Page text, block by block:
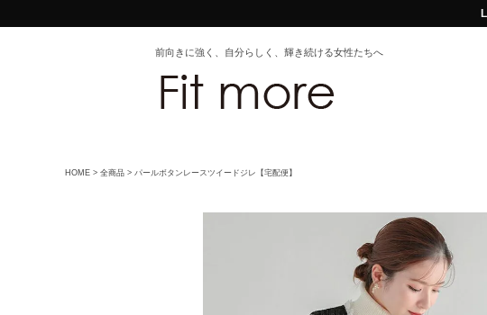
前向きに強く、自分らしく、輝き続ける女性たちへ
HOME 全商品 パールボタンレースツイードジレ【宅配便】